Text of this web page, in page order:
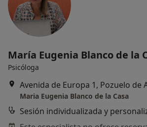
María Eugenia Blanco de la
Psicóloga
Avenida de Europa 1, Pozuelo de
Maria Eugenia Blanco de la Casa
Sesión individualizada y